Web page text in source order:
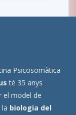
Psicosomàtica
té 35 anys
el model de
biologia del